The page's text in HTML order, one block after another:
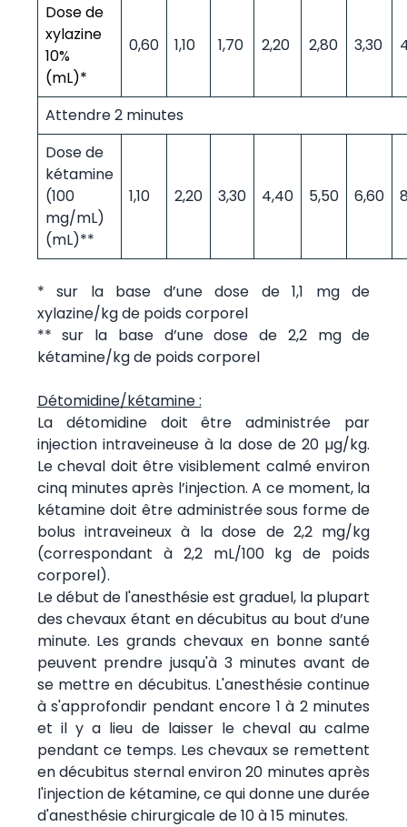
Dose de
xylazine
10%
(mL)*
0,60 1,10 1,70 2,20 2,80 3,30
Attendre 2 minutes
Dose de
kétamine
(100
mg/mL)
(mL)**
1,10 2,20 3,30 4,40 5,50 6,60
* sur la base d’une dose de 1,1 mg de
xylazine/kg de poids corporel
** sur la base d’une dose de 2,2 mg de
kétamine/kg de poids corporel
Détomidine/kétamine :
La détomidine doit être administrée par
injection intraveineuse à la dose de 20 µg/kg.
Le cheval doit être visiblement calmé environ
cinq minutes après l’injection. A ce moment, la
kétamine doit être administrée sous forme de
bolus intraveineux à la dose de 2,2 mg/kg
(correspondant à 2,2 mL/100 kg de poids
corporel).
Le début de l'anesthésie est graduel, la plupart
des chevaux étant en décubitus au bout d’une
minute. Les grands chevaux en bonne santé
peuvent prendre jusqu'à 3 minutes avant de
se mettre en décubitus. L'anesthésie continue
à s'approfondir pendant encore 1 à 2 minutes
et il y a lieu de laisser le cheval au calme
pendant ce temps. Les chevaux se remettent
en décubitus sternal environ 20 minutes après
l'injection de kétamine, ce qui donne une durée
d'anesthésie chirurgicale de 10 à 15 minutes.